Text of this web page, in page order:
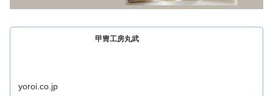
甲冑工房丸武
yoroi.co.jp